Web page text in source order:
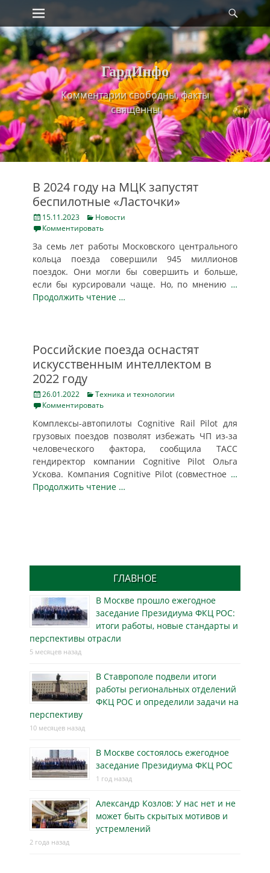
Skip
to
content
Primary Menu
ГардИнфо
Комментарии свободны, факты
священны
В 2024 году на МЦК запустят
беспилотные «Ласточки»
Posted
on
15.11.2023 Categories
Новости
Комментировать
За семь лет работы Московского центрального
кольца поезда совершили 945 миллионов
поездок. Они могли бы совершить и больше,
если бы курсировали чаще. Но, по мнению …
Продолжить чтение …
Российские поезда оснастят
искусственным интеллектом в
2022 году
Posted
on
26.01.2022 Categories
Техника и технологии
Комментировать
Комплексы-автопилоты Cognitive Rail Pilot для
грузовых поездов позволят избежать ЧП из-за
человеческого фактора, сообщила ТАСС
гендиректор компании Cognitive Pilot Ольга
Ускова. Компания Cognitive Pilot (совместное …
Продолжить чтение …
ГЛАВНОЕ
В Москве прошло ежегодное
заседание Президиума ФКЦ РОС:
итоги работы, новые стандарты и
перспективы отрасли
5 месяцев назад
В Ставрополе подвели итоги
работы региональных отделений
ФКЦ РОС и определили задачи на
перспективу
10 месяцев назад
В Москве состоялось ежегодное
заседание Президиума ФКЦ РОС
1 год назад
Александр Козлов: У нас нет и не
может быть скрытых мотивов и
устремлений
2 года назад